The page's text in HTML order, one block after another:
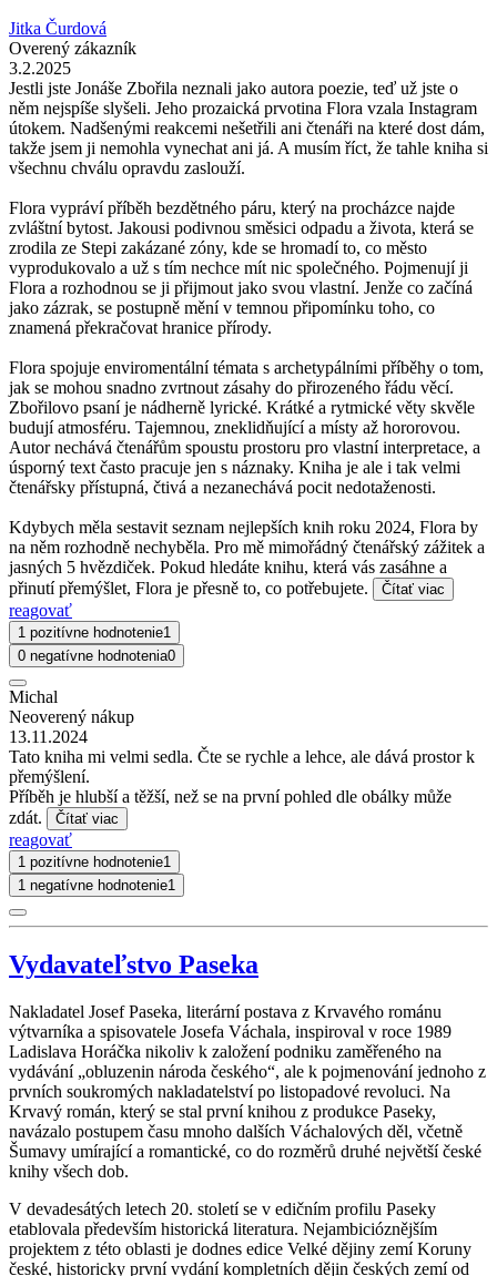
Jitka Čurdová
Overený zákazník
3.2.2025
Jestli jste Jonáše Zbořila neznali jako autora poezie, teď už jste o
něm nejspíše slyšeli. Jeho prozaická prvotina Flora vzala Instagram
útokem. Nadšenými reakcemi nešetřili ani čtenáři na které dost dám,
takže jsem ji nemohla vynechat ani já. A musím říct, že tahle kniha si
všechnu chválu opravdu zaslouží.
Flora vypráví příběh bezdětného páru, který na procházce najde
zvláštní bytost. Jakousi podivnou směsici odpadu a života, která se
zrodila ze Stepi zakázané zóny, kde se hromadí to, co město
vyprodukovalo a už s tím nechce mít nic společného. Pojmenují ji
Flora a rozhodnou se ji přijmout jako svou vlastní. Jenže co začíná
jako zázrak, se postupně mění v temnou připomínku toho, co
znamená překračovat hranice přírody.
Flora spojuje enviromentální témata s archetypálními příběhy o tom,
jak se mohou snadno zvrtnout zásahy do přirozeného řádu věcí.
Zbořilovo psaní je nádherně lyrické. Krátké a rytmické věty skvěle
budují atmosféru. Tajemnou, zneklidňující a místy až hororovou.
Autor nechává čtenářům spoustu prostoru pro vlastní interpretace, a
úsporný text často pracuje jen s náznaky. Kniha je ale i tak velmi
čtenářsky přístupná, čtivá a nezanechává pocit nedotaženosti.
Kdybych měla sestavit seznam nejlepších knih roku 2024, Flora by
na něm rozhodně nechyběla. Pro mě mimořádný čtenářský zážitek a
jasných 5 hvězdiček. Pokud hledáte knihu, která vás zasáhne a
přinutí přemýšlet, Flora je přesně to, co potřebujete.
Čítať viac
reagovať
1 pozitívne hodnotenie1
0 negatívne hodnotenia0
Michal
Neoverený nákup
13.11.2024
Tato kniha mi velmi sedla. Čte se rychle a lehce, ale dává prostor k
přemýšlení.
Příběh je hlubší a těžší, než se na první pohled dle obálky může
zdát.
Čítať viac
reagovať
1 pozitívne hodnotenie1
1 negatívne hodnotenie1
Vydavateľstvo Paseka
Nakladatel Josef Paseka, literární postava z Krvavého románu
výtvarníka a spisovatele Josefa Váchala, inspiroval v roce 1989
Ladislava Horáčka nikoliv k založení podniku zaměřeného na
vydávání „obluzenin národa českého“, ale k pojmenování jednoho z
prvních soukromých nakladatelství po listopadové revoluci. Na
Krvavý román, který se stal první knihou z produkce Paseky,
navázalo postupem času mnoho dalších Váchalových děl, včetně
Šumavy umírající a romantické, co do rozměrů druhé největší české
knihy všech dob.
V devadesátých letech 20. století se v edičním profilu Paseky
etablovala především historická literatura. Nejambicióznějším
projektem z této oblasti je dodnes edice Velké dějiny zemí Koruny
české, historicky první vydání kompletních dějin českých zemí od